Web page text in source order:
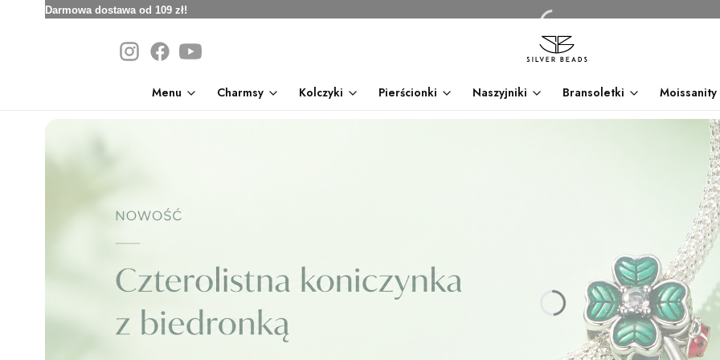
Darmowa dostawa od 109 zł!
Menu Charmsy Kolczyki Pierścionki Naszyjniki Bransoletki Moissanity